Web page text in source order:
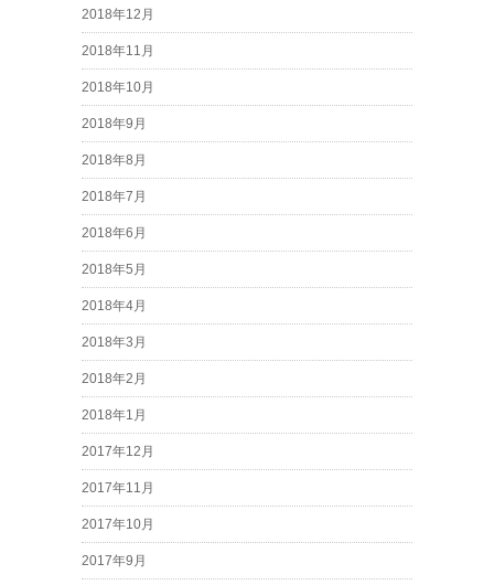
2018年12月
2018年11月
2018年10月
2018年9月
2018年8月
2018年7月
2018年6月
2018年5月
2018年4月
2018年3月
2018年2月
2018年1月
2017年12月
2017年11月
2017年10月
2017年9月